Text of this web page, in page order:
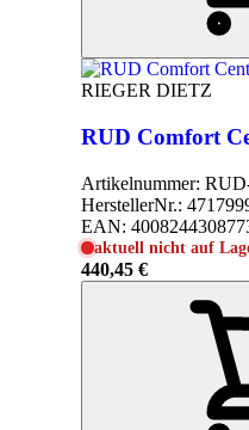
RIEGER DIETZ
RUD Comfort
Artikelnummer:
HerstellerNr.:
EAN:
aktuell nicht auf
440,45 €